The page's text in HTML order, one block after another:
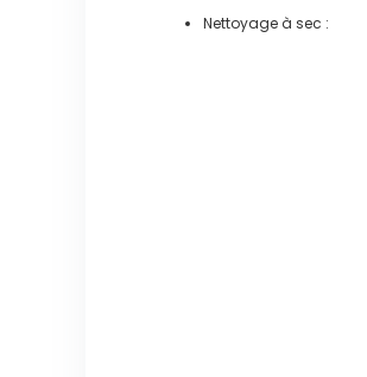
Nettoyage à sec :